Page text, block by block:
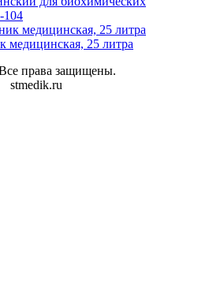
104
медицинская, 25 литра
права защищены.
stmedik.ru